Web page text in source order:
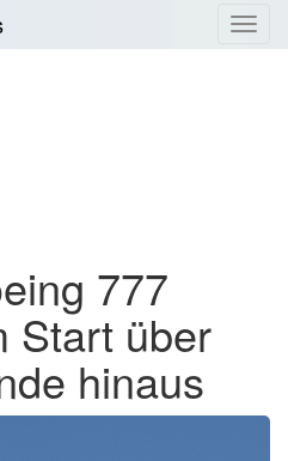
777
Start über
hinaus